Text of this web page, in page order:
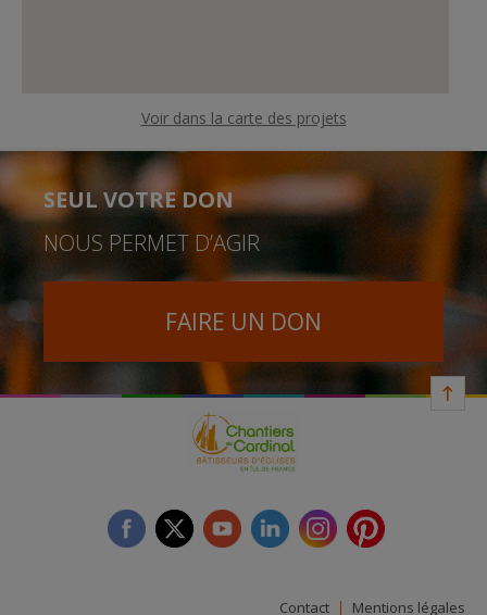
Voir dans la carte des projets
SEUL VOTRE DON
NOUS PERMET D’AGIR
FAIRE UN DON
Contact Mentions légales